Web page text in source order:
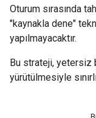
Oturum sırasında
"kaynakla dene"
yapılmayacaktır.
Bu strateji, yetersiz
yürütülmesiyle